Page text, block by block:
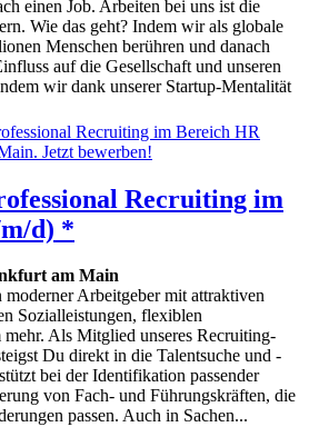
einen Job. Arbeiten bei uns ist die
Wie das geht? Indem wir als globale
Menschen berühren und danach
auf die Gesellschaft und unseren
wir dank unserer Startup-Mentalität
Recruiting im
d) *
am Main
moderner Arbeitgeber mit attraktiven
Sozialleistungen, flexiblen
Als Mitglied unseres Recruiting-
Du direkt in die Talentsuche und -
bei der Identifikation passender
von Fach- und Führungskräften, die
passen. Auch in Sachen...